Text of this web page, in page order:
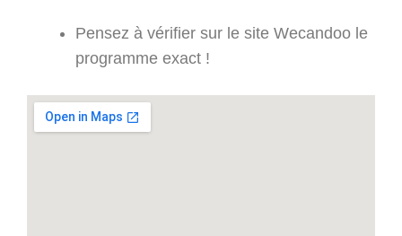
Pensez à vérifier sur le site Wecandoo le
programme exact !